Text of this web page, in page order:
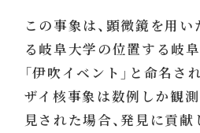
この事象は、顕微鏡を用
る岐阜大学の位置する岐
「伊吹イベント」と命名さ
ザイ核事象は数例しか観
見された場合、発見に貢